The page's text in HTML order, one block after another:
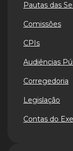
Pautas das
Comissões
CPIs
Audiências
Corregedoria
Legislação
Contas do